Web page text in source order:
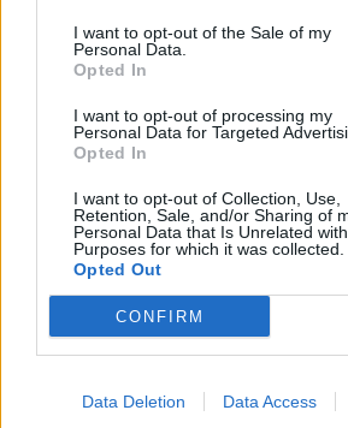
I want to opt-out of the Sale of my
Personal Data.
Opted In
I want to opt-out of processing my
Personal Data for Targeted
Opted In
I want to opt-out of Collection, Use,
Retention, Sale, and/or Sharing of
Personal Data that Is Unrelated
Purposes for which it was collected.
Opted Out
CONFIRM
Data Deletion Data Access
αμυντικογενές παιχνίδι.
βγαίνει, κάποιες δεν βγαίνει.
τέρμα πετυχημένη αν
Δεν σβήνει την σταθερότητα
δεν κινδύνεψε ποτέ. Άλλες
κινδύνευε μέχρι τελευταία
Παναιτωλικός σώθηκε από
κανείς ότι κινδύνεψε ποτέ. Η
πετυχημένη».
Για τα όνειρα των φιλάθλων
ακόμα και για έξοδο στην